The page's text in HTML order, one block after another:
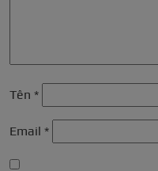
Tên *
Email *